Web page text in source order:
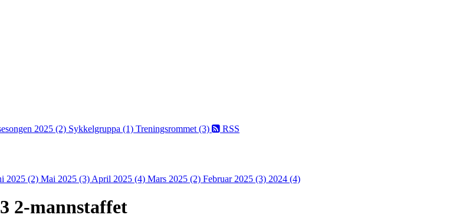
2025 (2) Sykkelgruppa (1) Treningsrommet (3) RSS
2025 (2) Mai 2025 (3) April 2025 (4) Mars 2025 (2) Februar 2025 (3) 2024 (4)
2-mannstaffet